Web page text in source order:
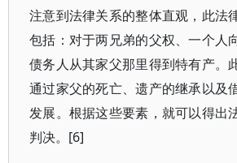
注意到法律关系的整体直观，此法
包括：对于两兄弟的父权、一个人
债务人从其家父那里得到特有产。
通过家父的死亡、遗产的继承以及
发展。根据这些要素，就可以得出
判决。[6]